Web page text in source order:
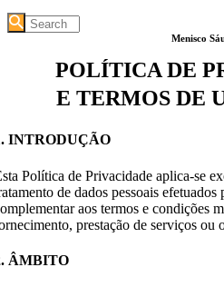
Menisco
POLÍTICA DE
E TERMOS DE
INTRODUÇÃO
Política de Privacidade aplica-se
de dados pessoais
aos termos e condições
prestação de serviços ou
ÂMBITO